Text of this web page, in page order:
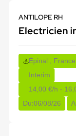
ANTILOPE RH
Electricien
Épinal , France
Interim
14,00 €/h -
Du:06/08/26